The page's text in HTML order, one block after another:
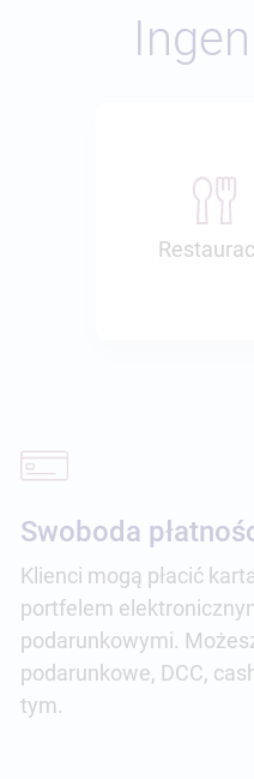
Swoboda
Klienci mogą płacić
portfelem
podarunkowymi.
podarunkowe, DCC,
tym.